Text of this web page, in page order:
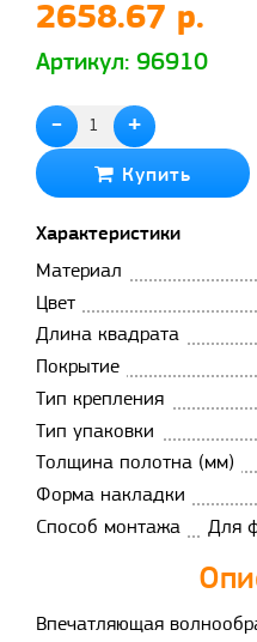
2658.67 р.
Артикул: 96910
- +
Купить
Характеристики
Материал
Цвет
Длина квадрата
Покрытие
Тип крепления
Тип упаковки
Толщина полотна (мм)
Форма накладки
Способ монтажа
Для
Впечатляющая